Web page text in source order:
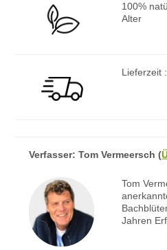
100%
Alter
Lieferzeit
Verfasser:Tom Vermeersch (
Tom
Jahren